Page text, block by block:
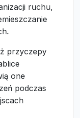
ruchu,
przyczepy
one
podczas